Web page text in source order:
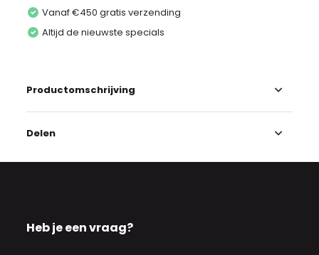
Vanaf €450 gratis verzending
Altijd de nieuwste specials
Productomschrijving
Delen
Heb je een vraag?